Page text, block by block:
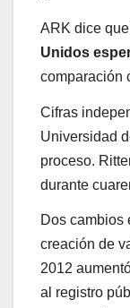
ARK dice que
Unidos
comparación
Cifras
Universidad
proceso.
durante
Dos cambios
creación de
2012
al registro